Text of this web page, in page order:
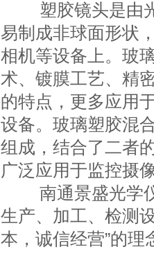
塑胶镜头是由光
易制成非球面形状
相机等设备上。玻
术、镀膜工艺、精
的特点，更多应用
设备。玻璃塑胶混
组成，结合了二者
广泛应用于监控摄
南通景盛光学仪
生产、加工、检测
本，诚信经营”的